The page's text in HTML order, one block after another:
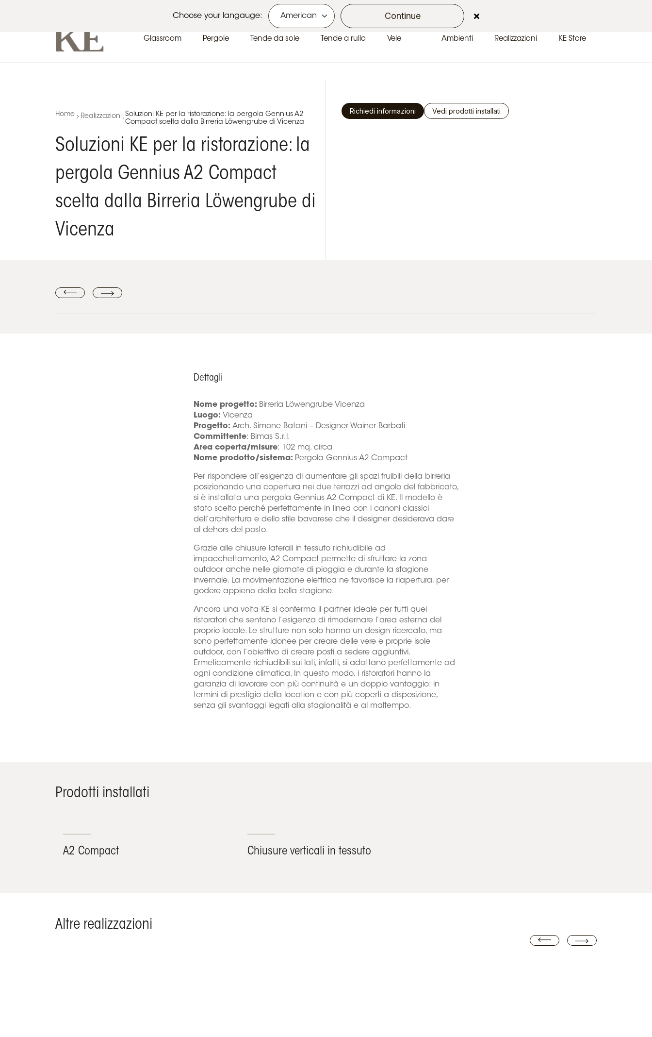
Choose your langauge: Continue
Glassroom Pergole Tende da sole Tende a rullo Vele Ambienti Realizzazioni KE Store
Home Realizzazioni Soluzioni KE per la ristorazione: la pergola Gennius A2
Compact scelta dalla Birreria Löwengrube di Vicenza
Soluzioni KE per la ristorazione: la
pergola Gennius A2 Compact
scelta dalla Birreria Löwengrube di
Vicenza
Richiedi informazioni Vedi prodotti installati
Dettagli
Nome progetto: Birreria Löwengrube Vicenza
Luogo: Vicenza
Progetto: Arch. Simone Batani – Designer Wainer Barbati
Committente: Bimas S.r.l.
Area coperta/misure: 102 mq. circa
Nome prodotto/sistema: Pergola Gennius A2 Compact
Per rispondere all’esigenza di aumentare gli spazi fruibili della birreria
posizionando una copertura nei due terrazzi ad angolo del fabbricato,
si è installata una pergola Gennius A2 Compact di KE. Il modello è
stato scelto perché perfettamente in linea con i canoni classici
dell’architettura e dello stile bavarese che il designer desiderava dare
al dehors del posto.
Grazie alle chiusure laterali in tessuto richiudibile ad
impacchettamento, A2 Compact permette di sfruttare la zona
outdoor anche nelle giornate di pioggia e durante la stagione
invernale. La movimentazione elettrica ne favorisce la riapertura, per
godere appieno della bella stagione.
Ancora una volta KE si conferma il partner ideale per tutti quei
ristoratori che sentono l’esigenza di rimodernare l’area esterna del
proprio locale. Le strutture non solo hanno un design ricercato, ma
sono perfettamente idonee per creare delle vere e proprie isole
outdoor, con l’obiettivo di creare posti a sedere aggiuntivi.
Ermeticamente richiudibili sui lati, infatti, si adattano perfettamente ad
ogni condizione climatica. In questo modo, i ristoratori hanno la
garanzia di lavorare con più continuità e un doppio vantaggio: in
termini di prestigio della location e con più coperti a disposizione,
senza gli svantaggi legati alla stagionalità e al maltempo.
Prodotti installati
A2 Compact Chiusure verticali in tessuto
Altre realizzazioni